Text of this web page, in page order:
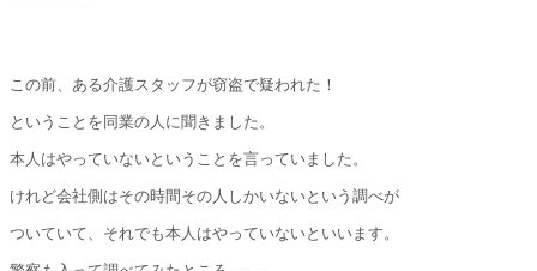
この前、ある介護スタッフが窃盗で疑われた！
ということを同業の人に聞きました。
本人はやっていないということを言っていました。
けれど会社側はその時間その人しかいないという調べが
ついていて、それでも本人はやっていないといいます。